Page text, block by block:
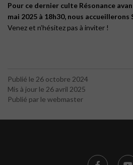
Pour ce dernier culte Résonance
mai 2025 à 18h30, nous accueillerons
Venez et n’hésitez pas à inviter !
Publié le 26 octobre 2024
Mis à jour le 26 avril 2025
Publié par le webmaster